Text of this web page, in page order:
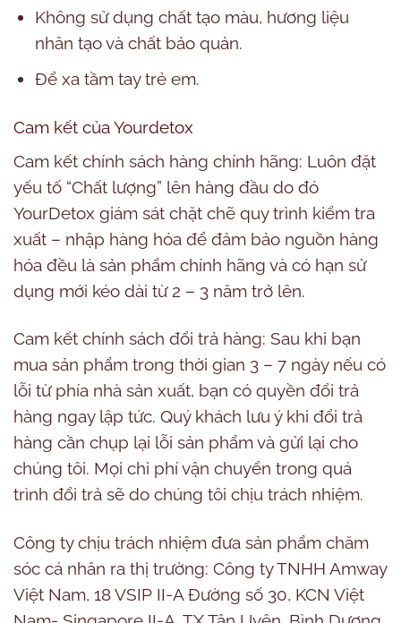
Không sử dụng chất tạo màu, hương liệu
nhân tạo và chất bảo quản.
Để xa tầm tay trẻ em.
Cam kết của Yourdetox
Cam kết chính sách hàng chính hãng: Luôn đặt
yếu tố “Chất lượng” lên hàng đầu do đó
YourDetox giám sát chặt chẽ quy trình kiểm tra
xuất – nhập hàng hóa để đảm bảo nguồn hàng
hóa đều là sản phẩm chính hãng và có hạn sử
dụng mới kéo dài từ 2 – 3 năm trở lên.
Cam kết chính sách đổi trả hàng: Sau khi bạn
mua sản phẩm trong thời gian 3 – 7 ngày nếu có
lỗi từ phía nhà sản xuất, bạn có quyền đổi trả
hàng ngay lập tức. Quý khách lưu ý khi đổi trả
hàng cần chụp lại lỗi sản phẩm và gửi lại cho
chúng tôi. Mọi chi phí vận chuyển trong quá
trình đổi trả sẽ do chúng tôi chịu trách nhiệm.
Công ty chịu trách nhiệm đưa sản phẩm chăm
sóc cá nhân ra thị trường: Công ty TNHH Amway
Việt Nam, 18 VSIP II-A Đường số 30, KCN Việt